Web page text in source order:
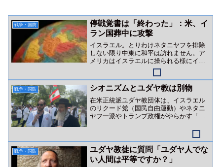
戦争・国防
停戦覚書は「終わった」：米、イ
ラン国葬中に攻撃
イスラエル。とりわけネタニヤフを排除
しない限り中東に和平は訪れません。ア
メリカはイスラエルに操られる様にイラ
ンを攻撃。狙いはイランカーグ（ハール
戦争・国防 シオニズムとユダヤ教は別物
在米正統派ユダヤ教団体は、イスラエル
のリクード党（国民自由運動）やネタニ
ヤフ一派やトランプ政権がやらかす「ユ
戦争・国防
ユダヤ教徒に質問「ユダヤ人でな
い人間は平等ですか？」